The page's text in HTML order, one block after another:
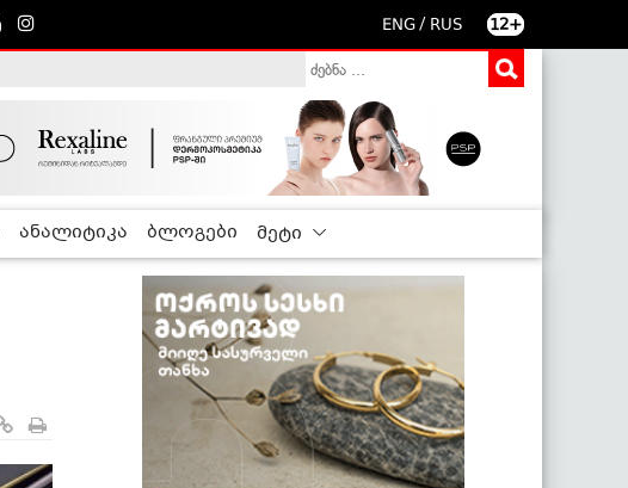
ENG / RUS 12+
ანალიტიკა ბლოგები მეტი